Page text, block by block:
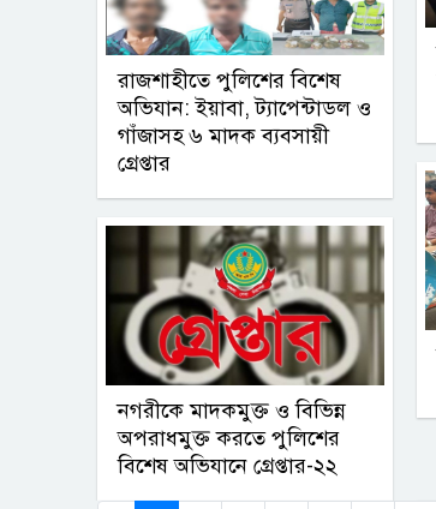
রাজশাহীতে পুলিশের বিশেষ
অভিযান: ইয়াবা, ট্যাপেন্টাডল ও
গাঁজাসহ ৬ মাদক ব্যবসায়ী
গ্রেপ্তার
নগরীকে মাদকমুক্ত ও বিভিন্ন
অপরাধমুক্ত করতে পুলিশের
বিশেষ অভিযানে গ্রেপ্তার-২২